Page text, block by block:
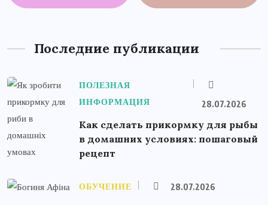
Последние публикации
ПОЛЕЗНАЯ
ИНФОРМАЦИЯ
28.07.2026
Как сделать прикормку для рыбы
в домашних условиях: пошаговый
рецепт
ОБУЧЕНИЕ 28.07.2026